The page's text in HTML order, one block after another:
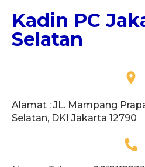
Kadin PC
Selatan
Alamat : JL. Mampang
Selatan, DKI Jakarta 12790